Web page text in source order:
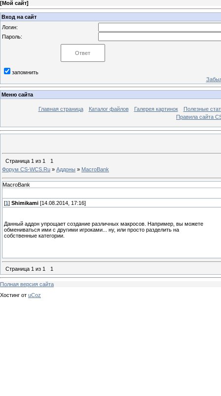
[Мой сайт]
Вход на сайт
Логин:
Пароль:
запомнить
Меню сайта
Главная страница Каталог файлов Галерея картинок
Полезные
Правила сайта
Страница 1 из 1
1
Форум CS-WCS.Ru » Аддоны » MacroBank
MacroBank
[1 ] Shimikami [14.08.2014, 17:16]
Данный аддон упрощает создание различных макросов. Например, вы можете
обмениваться ими с другими игроками... ну, или просто разделить на
собственные категории.
Страница 1 из 1 1
Полная версия сайта
Хостинг от uCoz